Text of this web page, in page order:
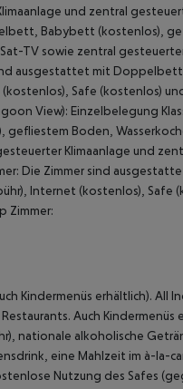
und zentral
Babybett (kostenlos),
TV sowie zentral
ausgestattet mit Doppelbett,
Safe (kostenlos)
View): Einzelbelegung
Boden,
Klimaanlage und
Die Zimmer sind
Internet (kostenlos), Safe
Zimmer:
Kindermenüs erhältlich). All
Auch Kindermenüs
nationale alkoholische
eine Mahlzeit im à-la-
Nutzung des Safes